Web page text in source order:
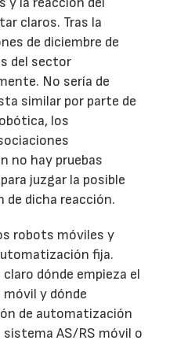
claros. Tras la
de diciembre de
del sector
No sería de
similar por parte de
los
no hay pruebas
juzgar la posible
de dicha reacción.
robots móviles y
fija.
dónde empieza el
y dónde
de automatización
sistema AS/RS móvil o